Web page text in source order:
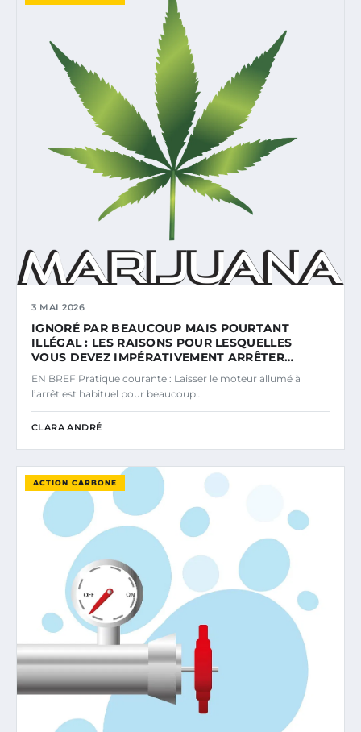
3 MAI 2026
IGNORÉ PAR BEAUCOUP MAIS POURTANT
ILLÉGAL : LES RAISONS POUR LESQUELLES
VOUS DEVEZ IMPÉRATIVEMENT ARRÊTER…
EN BREF Pratique courante : Laisser le moteur allumé à
l’arrêt est habituel pour beaucoup…
CLARA ANDRÉ
ACTION CARBONE